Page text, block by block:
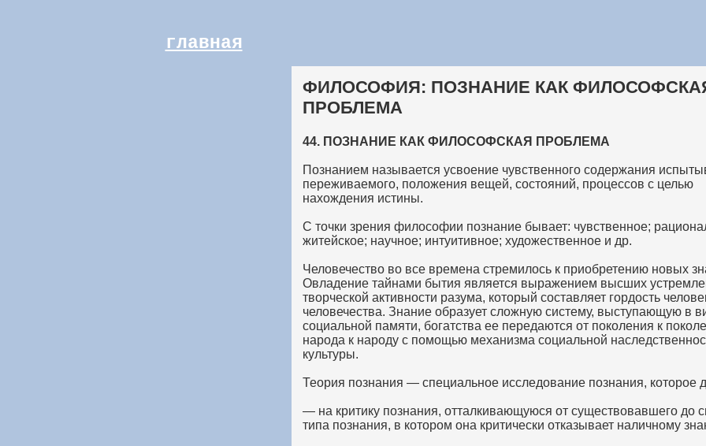
главная
ФИЛОСОФИЯ: ПОЗНАНИЕ КАК
ПРОБЛЕМА
44. ПОЗНАНИЕ КАК ФИЛОСОФСКАЯ ПРОБЛЕМА
Познанием называется усвоение чувственного содержания
переживаемого, положения вещей, состояний, процессов с целью
нахождения истины.
С точки зрения философии познание бывает: чувственное;
житейское; научное; интуитивное; художественное и др.
Человечество во все времена стремилось к приобретению новых
Овладение тайнами бытия является выражением высших
творческой активности разума, который составляет гордость
человечества. Знание образует сложную систему, выступающую в
социальной памяти, богатства ее передаются от поколения к
народа к народу с помощью механизма социальной
культуры.
Теория познания — специальное исследование познания, которое
— на критику познания, отталкивающуюся от существовавшего до
типа познания, в котором она критически отказывает наличному